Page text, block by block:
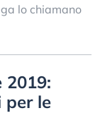
lo chiamano
2019:
per le